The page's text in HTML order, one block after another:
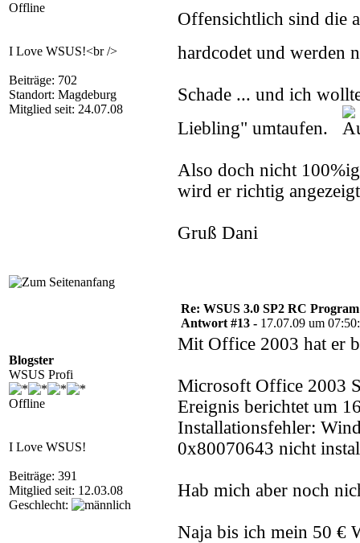
Offline
I Love WSUS!<br />
Beiträge: 702
Standort: Magdeburg
Mitglied seit: 24.07.08
Offensichtlich sind die
hardcodet und werden
Schade ... und ich
Liebling" umtaufen.
Also doch nicht
wird er richtig
Gruß Dani
Blogster
WSUS Profi
Offline
I Love WSUS!
Beiträge: 391
Mitglied seit: 12.03.08
Geschlecht:
Re: WSUS 3.0 SP2 RC
Antwort #13 - 17.07.09 um
Mit Office 2003 hat er
Microsoft Office 2003
Ereignis berichtet um
Installationsfehler:
0x80070643 nicht
Hab mich aber noch
Naja bis ich mein 50 €